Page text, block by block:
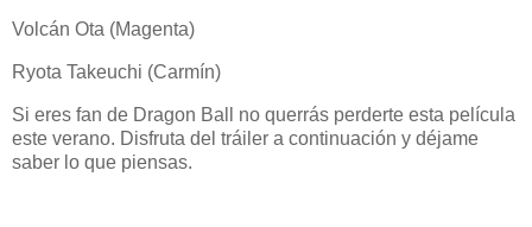
Volcán Ota (Magenta)
Ryota Takeuchi (Carmín)
Si eres fan de Dragon Ball no querrás perderte esta película
este verano. Disfruta del tráiler a continuación y déjame
saber lo que piensas.